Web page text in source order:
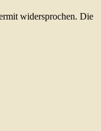
widersprochen. Die